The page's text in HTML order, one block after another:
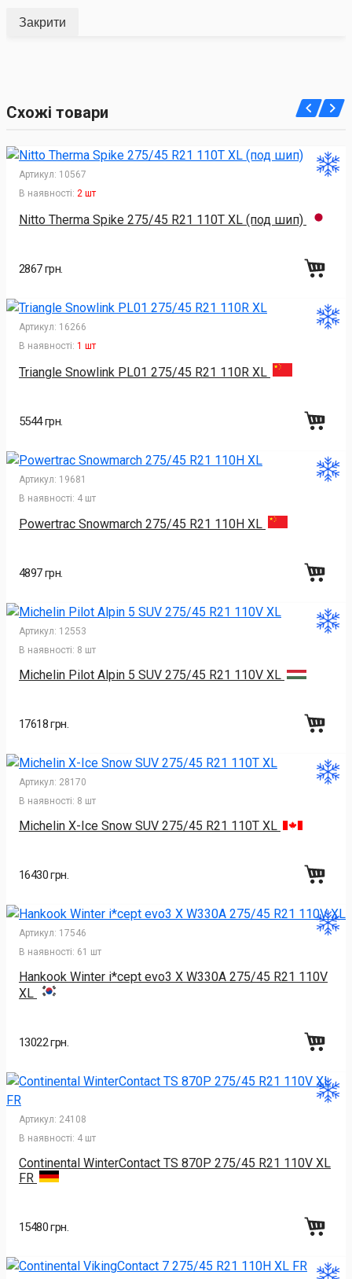
Закрити
Схожі товари
Артикул: 10567
В наявності: 2 шт
Nitto Therma Spike 275/45 R21 110T XL (под шип)
2867 грн.
Артикул: 16266
В наявності: 1 шт
Triangle Snowlink PL01 275/45 R21 110R XL
5544 грн.
Артикул: 19681
В наявності: 4 шт
Powertrac Snowmarch 275/45 R21 110H XL
4897 грн.
Артикул: 12553
В наявності: 8 шт
Michelin Pilot Alpin 5 SUV 275/45 R21 110V XL
17618 грн.
Артикул: 28170
В наявності: 8 шт
Michelin X-Ice Snow SUV 275/45 R21 110T XL
16430 грн.
Артикул: 17546
В наявності: 61 шт
Hankook Winter i*cept evo3 X W330A 275/45 R21 110V
XL
13022 грн.
Артикул: 24108
В наявності: 4 шт
Continental WinterContact TS 870P 275/45 R21 110V XL
FR
15480 грн.